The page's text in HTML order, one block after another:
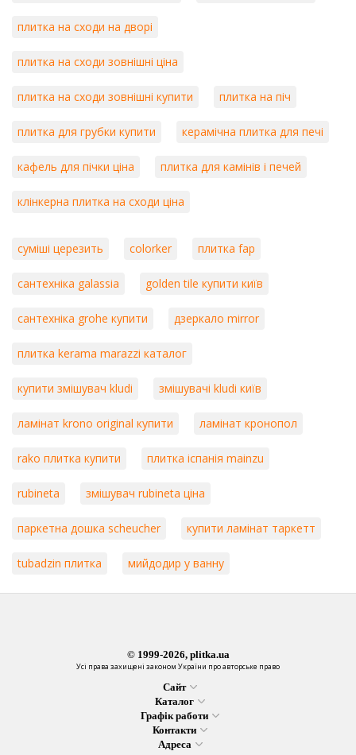
плитка на сходи на дворі
плитка на сходи зовнішні ціна
плитка на сходи зовнішні купити плитка на піч
плитка для грубки купити керамічна плитка для печі
кафель для пічки ціна плитка для камінів і печей
клінкерна плитка на сходи ціна
суміші церезить colorker плитка fap
сантехніка galassia golden tile купити київ
сантехніка grohe купити дзеркало mirror
плитка kerama marazzi каталог
купити змішувач kludi змішувачі kludi київ
ламінат krono original купити ламінат кронопол
rako плитка купити плитка іспанія mainzu
rubineta змішувач rubineta ціна
паркетна дошка scheucher купити ламінат таркетт
tubadzin плитка мийдодир у ванну
© 1999-2026, plitka.ua
Усі права захищені законом України про авторське право
Сайт
Каталог
Графік работи
Контакти
Адреса